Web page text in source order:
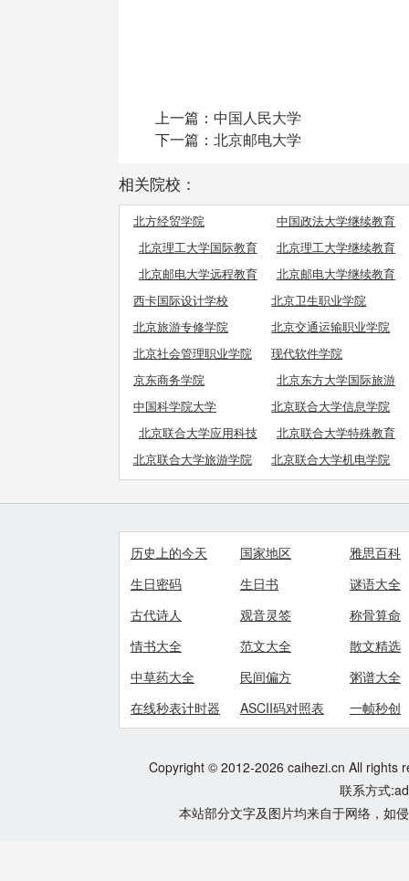
上一篇： 中国人民大学
下一篇： 北京邮电大学
相关院校：
北方经贸学院
中国政法大学继续教育
学院
北京理工大学国际教育
学院
北京理工大学继续教育
学院
北京邮电大学远程教育
学院
北京邮电大学继续教育
学院职业教育
西卡国际设计学校
北京卫生职业学院
北京旅游专修学院
北京交通运输职业学院
北京社会管理职业学院
现代软件学院
京东商务学院
北京东方大学国际旅游
学院
中国科学院大学
北京联合大学信息学院
北京联合大学应用科技
学院
北京联合大学特殊教育
学院
北京联合大学旅游学院 北京联合大学机电学院
历史上的今天 国家地区
雅思百科
生日密码
生日书
谜语大全
古代诗人
观音灵签
称骨算命
情书大全
范文大全
散文精选
中草药大全
民间偏方
粥谱大全
在线秒表计时器
ASCII码对照表 一帧秒创
Copyright © 2012-2026 caihezi.cn All rights
联系方式
本站部分文字及图片均来自于网络，如